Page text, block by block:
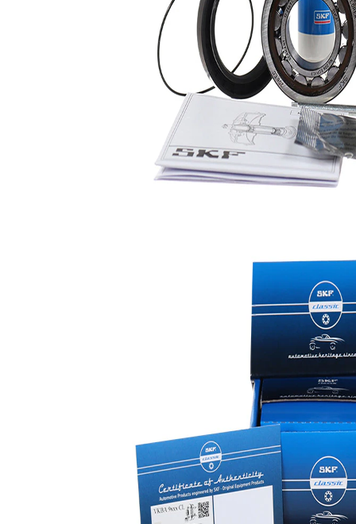
SKF02101
1
Klistermärke
SKF02810
1
Servicebok
SKF02989
1
Servicebok
SKF03107
1
SKF03193
1
SKF03326
SKF03383
cylinderfoder
SKF04285
1
SKF04866
Monteringspasta SKF04940
1